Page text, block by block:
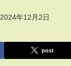
2024年12月2日
post